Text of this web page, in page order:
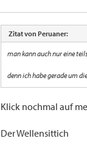
Zitat von Peruaner:
man kann auch nur eine
denn ich habe gerade um
Klick nochmal auf
Der Wellensittich